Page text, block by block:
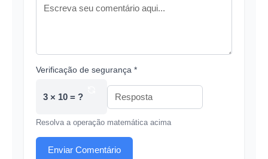
Verificação de segurança *
3 × 10 = ?
Resolva a operação matemática acima
Enviar Comentário